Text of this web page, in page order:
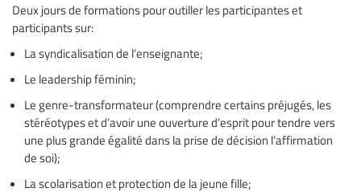
Deux jours de formations pour outiller les participantes et
participants sur:
La syndicalisation de l’enseignante;
Le leadership féminin;
Le genre-transformateur (comprendre certains préjugés, les
stéréotypes et d’avoir une ouverture d’esprit pour tendre vers
une plus grande égalité dans la prise de décision l’affirmation
de soi);
La scolarisation et protection de la jeune fille;